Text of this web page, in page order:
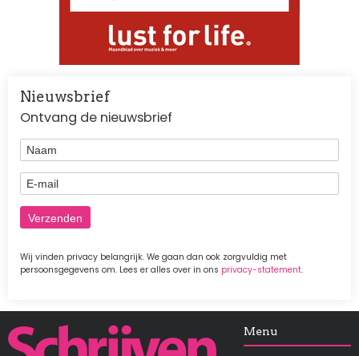
Nieuwsbrief
Ontvang de nieuwsbrief
Naam
E-mail
Wij vinden privacy belangrijk. We gaan dan ook zorgvuldig met
persoonsgegevens om. Lees er alles over in ons privacy-statement.
Afbeelding Menu